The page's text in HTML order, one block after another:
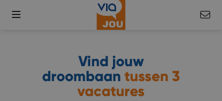
Vind jouw
droombaan tussen 3
vacatures